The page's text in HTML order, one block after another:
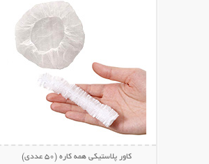
کاور پلاستیکی همه کاره (50 عددی)